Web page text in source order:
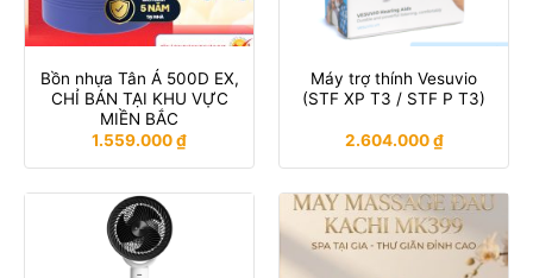
Bồn nhựa Tân Á 500D EX,
CHỈ BÁN TẠI KHU VỰC
MIỀN BẮC
1.559.000₫
Máy trợ thính Vesuvio
(STF XP T3 / STF P T3)
2.604.000₫